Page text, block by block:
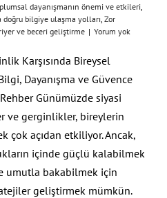
dayanışmanın önemi ve etkileri,
doğru bilgiye ulaşma yolları, Zor
ve beceri geliştirme | Yorum yok
Karşısında Bireysel
Dayanışma ve Güvence
Günümüzde siyasi
ve gerginlikler, bireylerin
çok açıdan etkiliyor. Ancak,
içinde güçlü kalabilmek
umutla bakabilmek için
geliştirmek mümkün.